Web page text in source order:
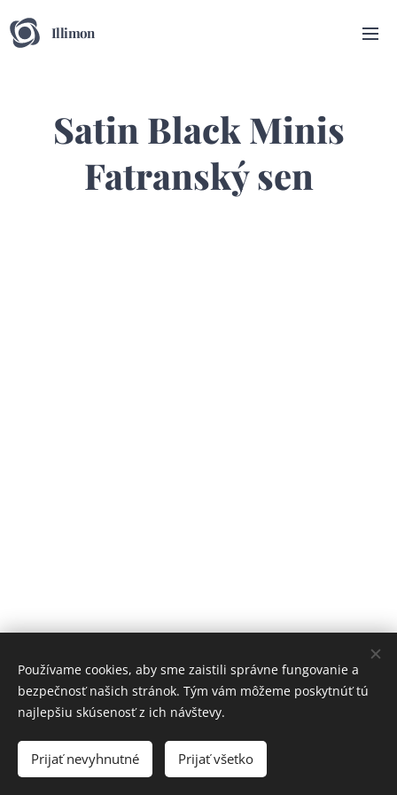
Illimon
Satin Black Minis
Fatranský sen
Obrázky poskytolPexels
Vytvorené službouWebnode
Používame cookies, aby sme zaistili správne fungovanie a
bezpečnosť našich stránok. Tým vám môžeme poskytnúť tú
najlepšiu skúsenosť z ich návštevy.
Prijať nevyhnutné Prijať všetko